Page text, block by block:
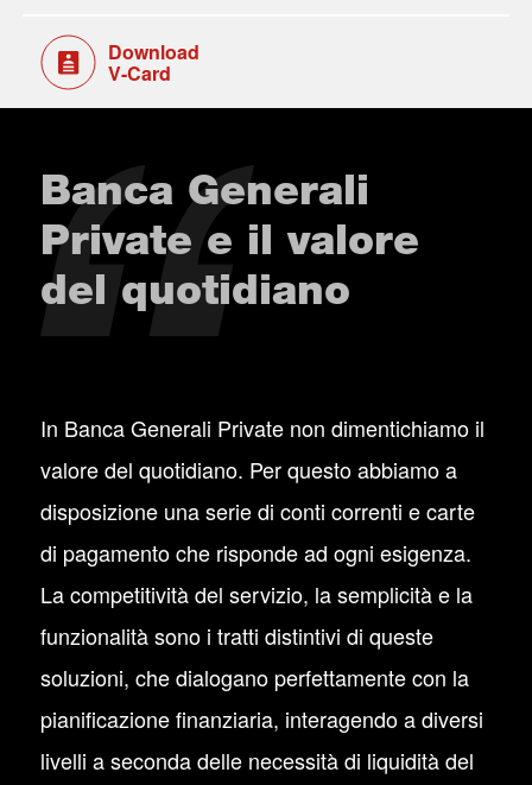
Download
V-Card
Banca Generali
Private e il valore
del quotidiano
In Banca Generali Private non dimentichiamo il
valore del quotidiano. Per questo abbiamo a
disposizione una serie di conti correnti e carte
di pagamento che risponde ad ogni esigenza.
La competitività del servizio, la semplicità e la
funzionalità sono i tratti distintivi di queste
soluzioni, che dialogano perfettamente con la
pianificazione finanziaria, interagendo a diversi
livelli a seconda delle necessità di liquidità del